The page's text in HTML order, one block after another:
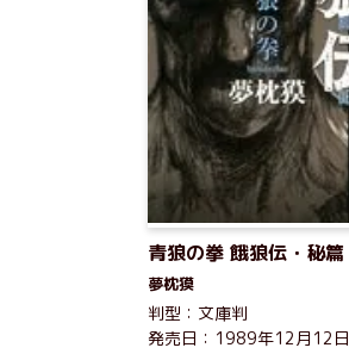
青狼の拳 餓狼伝・秘篇
夢枕獏
判型：文庫判
発売日：1989年12月12日